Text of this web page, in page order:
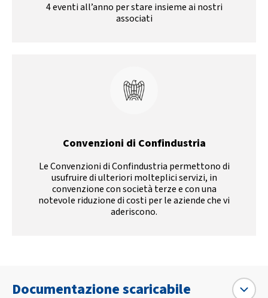
4 eventi all’anno per stare insieme ai nostri
associati
Convenzioni di Confindustria
Le Convenzioni di Confindustria permettono di
usufruire di ulteriori molteplici servizi, in
convenzione con società terze e con una
notevole riduzione di costi per le aziende che vi
aderiscono.
Documentazione scaricabile